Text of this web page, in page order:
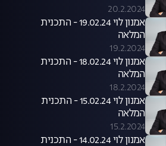
20.2.2024
אמנון לוי 19.02.24 - התכנית
המלאה
19.2.2024
אמנון לוי 18.02.24 - התכנית
המלאה
18.2.2024
אמנון לוי 15.02.24 - התכנית
המלאה
15.2.2024
אמנון לוי 14.02.24 - התכנית